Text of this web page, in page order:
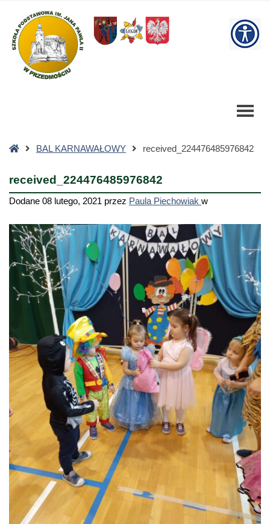
Szkoła
Podstawowa
StronaBAL KARNAWAŁOWY received_224476485976842
received_224476485976842
Dodane 08 lutego, 2021 przez Paula Piechowiak w